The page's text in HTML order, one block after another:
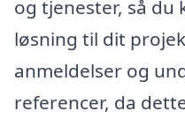
og tjenester, så du
løsning til dit
anmeldelser og
referencer, da